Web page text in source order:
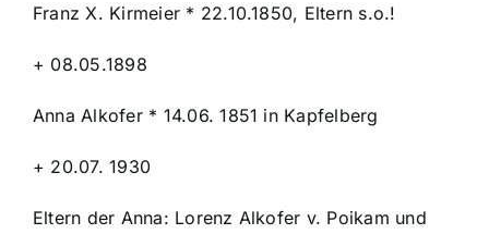
Franz X. Kirmeier * 22.10.1850, Eltern s.o.!
+ 08.05.1898
Anna Alkofer * 14.06. 1851 in Kapfelberg
+ 20.07. 1930
Eltern der Anna: Lorenz Alkofer v. Poikam und